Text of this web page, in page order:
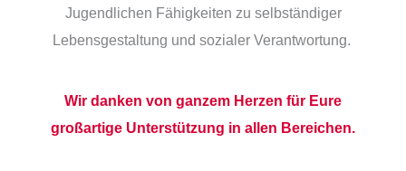
Jugendlichen Fähigkeiten zu selbständiger
Lebensgestaltung und sozialer Verantwortung.
Wir danken von ganzem Herzen für Eure
großartige Unterstützung in allen Bereichen.